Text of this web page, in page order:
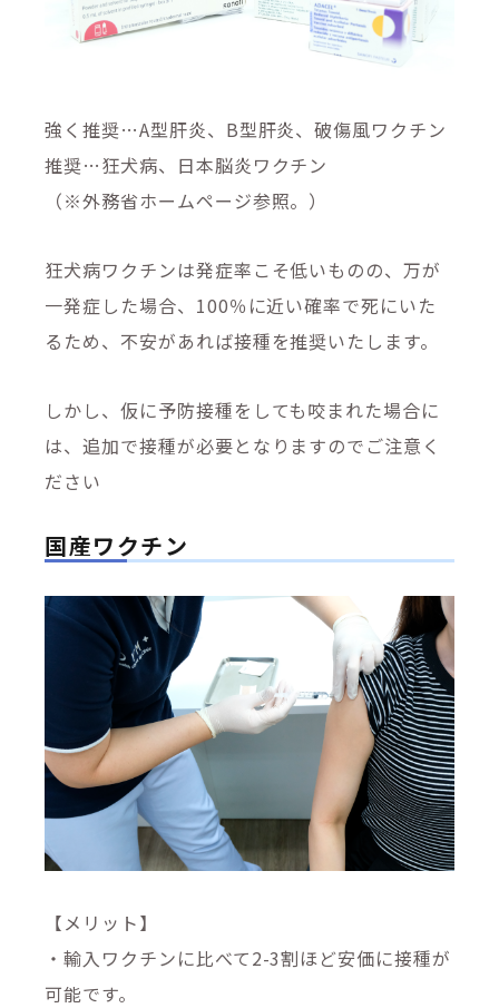
強く推奨…A型肝炎、B型肝炎、破傷風ワクチン
推奨…狂犬病、日本脳炎ワクチン
（※外務省ホームページ参照。）
狂犬病ワクチンは発症率こそ低いものの、万が
一発症した場合、100％に近い確率で死にいた
るため、不安があれば接種を推奨いたします。
しかし、仮に予防接種をしても咬まれた場合に
は、追加で接種が必要となりますのでご注意く
ださい
国産ワクチン
【メリット】
・輸入ワクチンに比べて2-3割ほど安価に接種が
可能です。